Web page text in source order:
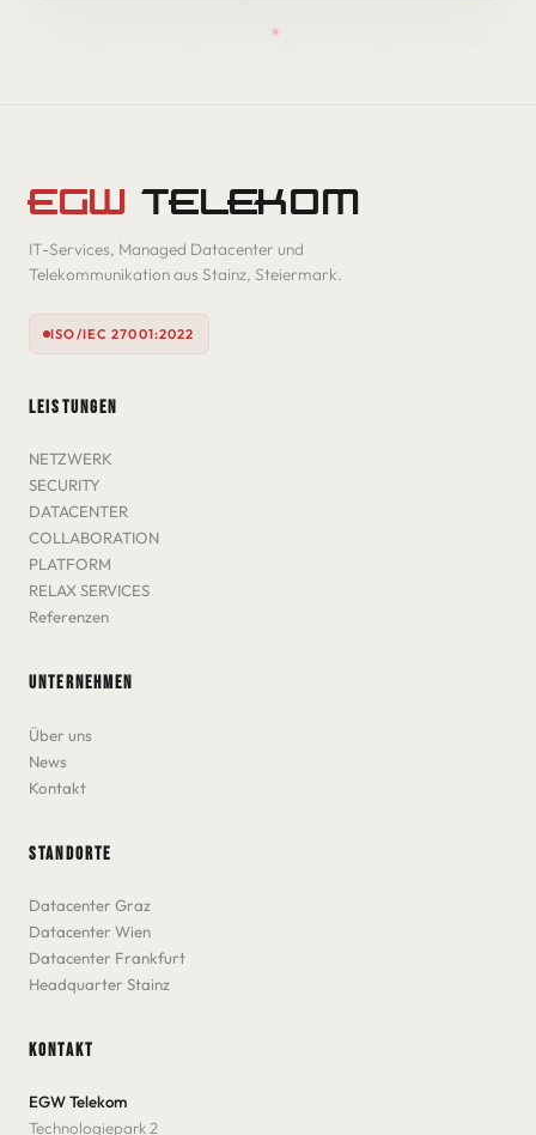
EGW TELEKOM
IT-Services, Managed Datacenter und
Telekommunikation aus Stainz, Steiermark.
ISO/IEC 27001:2022
LEISTUNGEN
NETZWERK
SECURITY
DATACENTER
COLLABORATION
PLATFORM
RELAX SERVICES
Referenzen
UNTERNEHMEN
Über uns
News
Kontakt
STANDORTE
Datacenter Graz
Datacenter Wien
Datacenter Frankfurt
Headquarter Stainz
KONTAKT
EGW Telekom
Technologiepark 2